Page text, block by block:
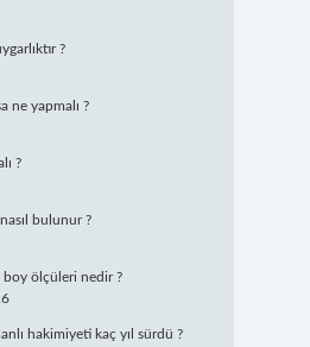
?
ne yapmalı ?
?
bulunur ?
boy ölçüleri nedir ?
hakimiyeti kaç yıl sürdü ?